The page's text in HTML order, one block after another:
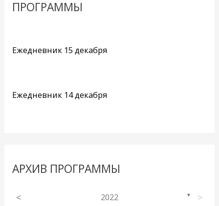
ПРОГРАММЫ
Ежедневник 15 декабря
Ежедневник 14 декабря
АРХИВ ПРОГРАММЫ
< 2022 ▼ >